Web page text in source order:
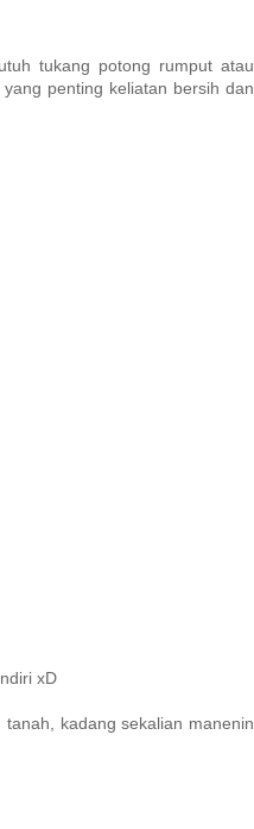
tukang potong rumput atau
penting keliatan bersih dan
xD
kadang sekalian manenin